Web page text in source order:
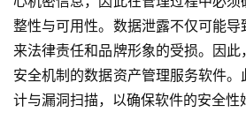
整性与可用性。数据泄露不仅可能
来法律责任和品牌形象的受损。因
安全机制的数据资产管理服务软件
计与漏洞扫描，以确保软件的安全性